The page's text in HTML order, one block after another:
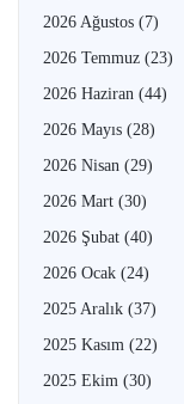
2026 Ağustos (7)
2026 Temmuz (23)
2026 Haziran (44)
2026 Mayıs (28)
2026 Nisan (29)
2026 Mart (30)
2026 Şubat (40)
2026 Ocak (24)
2025 Aralık (37)
2025 Kasım (22)
2025 Ekim (30)